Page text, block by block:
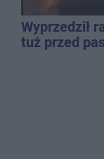
Wyprzedził
tuż przed